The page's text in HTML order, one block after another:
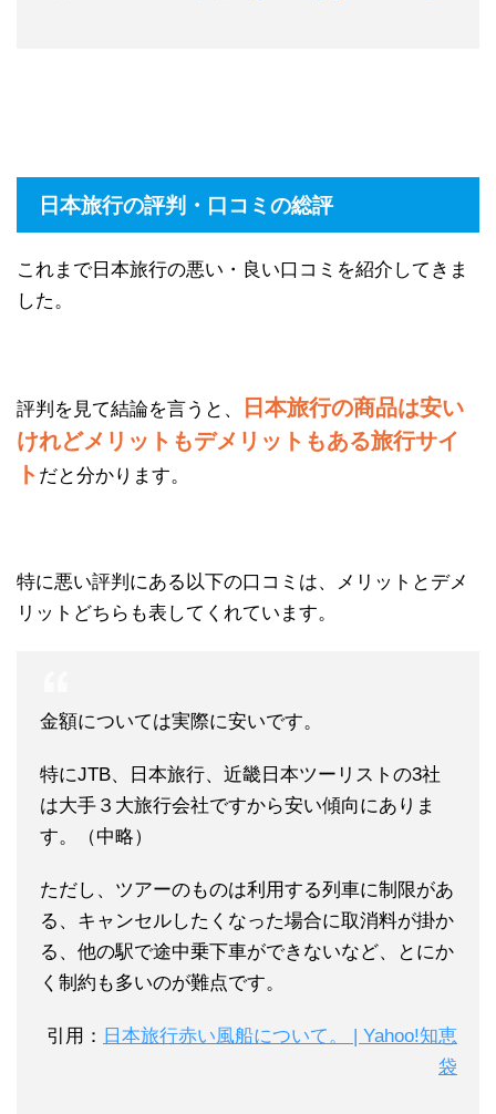
日本旅行の評判・口コミの総評
これまで日本旅行の悪い・良い口コミを紹介してきま
した。
評判を見て結論を言うと、
日本旅行の商品は安い
けれどメリットもデメリットもある旅行サイ
ト だと分かります。
特に悪い評判にある以下の口コミは、メリットとデメ
リットどちらも表してくれています。
金額については実際に安いです。
特にJTB、日本旅行、近畿日本ツーリストの3社
は大手３大旅行会社ですから安い傾向にありま
す。（中略）
ただし、ツアーのものは利用する列車に制限があ
る、キャンセルしたくなった場合に取消料が掛か
る、他の駅で途中乗下車ができないなど、とにか
く制約も多いのが難点です。
引用： 日本旅行赤い風船について。 | Yahoo!知恵
袋